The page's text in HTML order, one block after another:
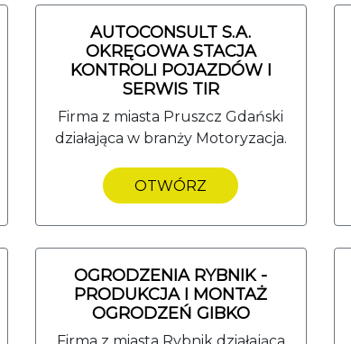
AUTOCONSULT S.A.
OKRĘGOWA STACJA
KONTROLI POJAZDÓW I
SERWIS TIR
Firma z miasta Pruszcz Gdański
działająca w branży Motoryzacja.
OTWÓRZ
OGRODZENIA RYBNIK -
PRODUKCJA I MONTAŻ
OGRODZEŃ GIBKO